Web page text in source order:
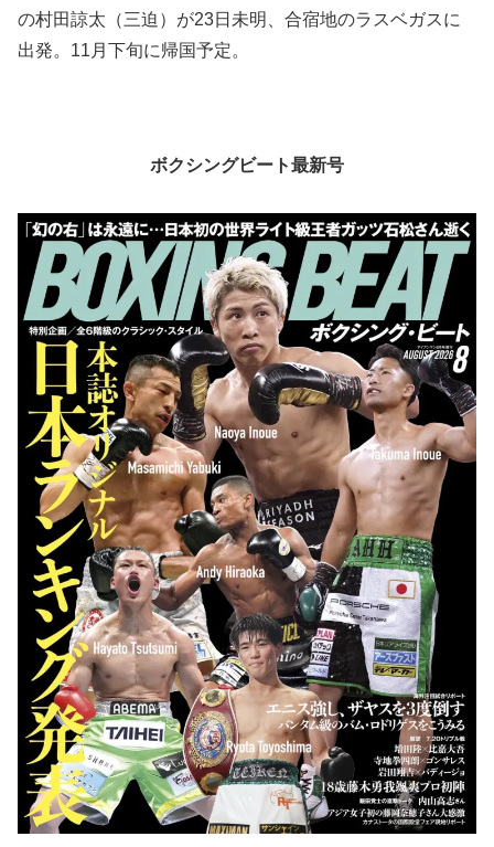
の村田諒太（三迫）が23日未明、合宿地のラスベガスに
出発。11月下旬に帰国予定。
ボクシングビート最新号